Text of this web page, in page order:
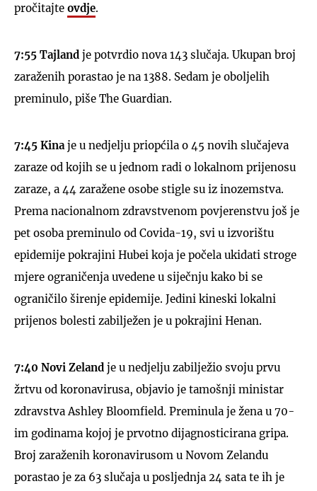
pročitajte ovdje.
7:55 Tajland je potvrdio nova 143 slučaja. Ukupan broj
zaraženih porastao je na 1388. Sedam je oboljelih
preminulo, piše The Guardian.
7:45 Kina je u nedjelju priopćila o 45 novih slučajeva
zaraze od kojih se u jednom radi o lokalnom prijenosu
zaraze, a 44 zaražene osobe stigle su iz inozemstva.
Prema nacionalnom zdravstvenom povjerenstvu još je
pet osoba preminulo od Covida-19, svi u izvorištu
epidemije pokrajini Hubei koja je počela ukidati stroge
mjere ograničenja uvedene u siječnju kako bi se
ograničilo širenje epidemije. Jedini kineski lokalni
prijenos bolesti zabilježen je u pokrajini Henan.
7:40 Novi Zeland je u nedjelju zabilježio svoju prvu
žrtvu od koronavirusa, objavio je tamošnji ministar
zdravstva Ashley Bloomfield. Preminula je žena u 70-
im godinama kojoj je prvotno dijagnosticirana gripa.
Broj zaraženih koronavirusom u Novom Zelandu
porastao je za 63 slučaja u posljednja 24 sata te ih je